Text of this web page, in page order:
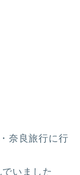
奈良旅行に行
いました